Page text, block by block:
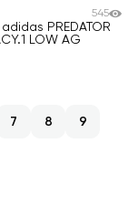
PREDATOR
LOW AG
545
7 8 9